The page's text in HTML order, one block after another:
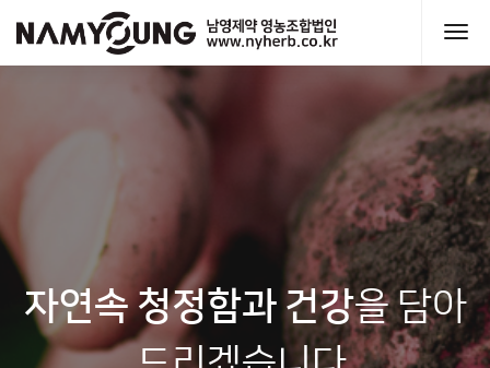
자연속 청정함과 건강을 담아